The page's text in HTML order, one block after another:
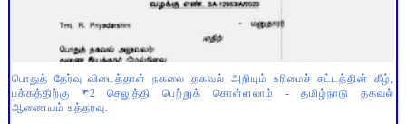
பொதுத் தேர்வு விடைத்தாள் நகலை தகவல் அறியும் உரிமைச் சட்டத்தின் கீழ்,
பக்கத்திற்கு ₹2 செலுத்தி பெற்றுக் கொள்ளலாம் - தமிழ்நாடு தகவல்
ஆணையம் உத்தரவு.